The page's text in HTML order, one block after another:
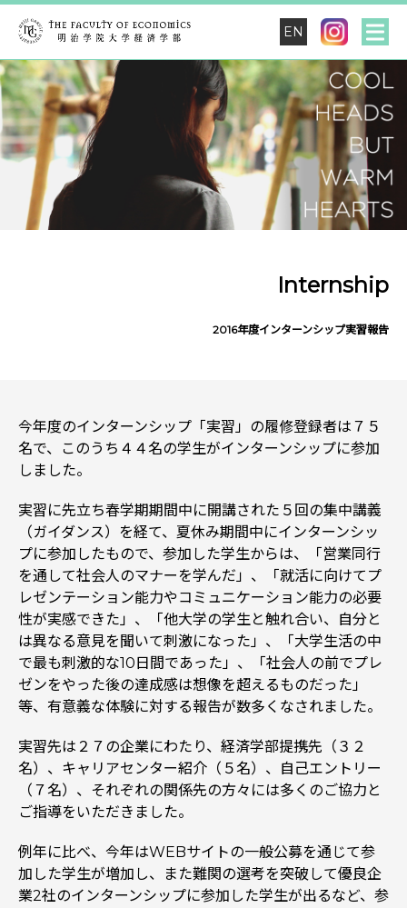
EN
Internship
2016年度インターンシップ実習報告
今年度のインターンシップ「実習」の履修登録者は７５
名で、このうち４４名の学生がインターンシップに参加
しました。
実習に先立ち春学期期間中に開講された５回の集中講義
（ガイダンス）を経て、夏休み期間中にインターンシッ
プに参加したもので、参加した学生からは、「営業同行
を通して社会人のマナーを学んだ」、「就活に向けてプ
レゼンテーション能力やコミュニケーション能力の必要
性が実感できた」、「他大学の学生と触れ合い、自分と
は異なる意見を聞いて刺激になった」、「大学生活の中
で最も刺激的な10日間であった」、「社会人の前でプレ
ゼンをやった後の達成感は想像を超えるものだった」
等、有意義な体験に対する報告が数多くなされました。
実習先は２７の企業にわたり、経済学部提携先（３２
名）、キャリアセンター紹介（５名）、自己エントリー
（７名）、それぞれの関係先の方々には多くのご協力と
ご指導をいただきました。
例年に比べ、今年はWEBサイトの一般公募を通じて参
加した学生が増加し、また難関の選考を突破して優良企
業2社のインターンシップに参加した学生が出るなど、参